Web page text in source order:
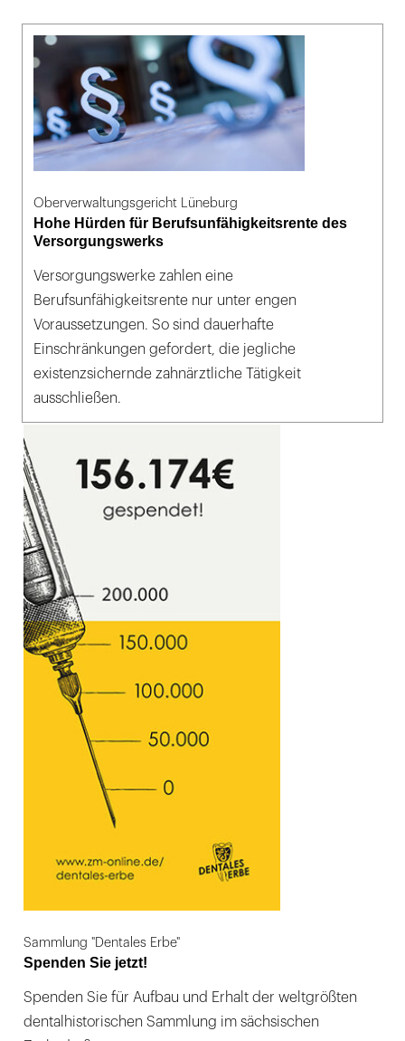
Oberverwaltungsgericht Lüneburg
Hohe Hürden für Berufsunfähigkeitsrente des
Versorgungswerks
Versorgungswerke zahlen eine
Berufsunfähigkeitsrente nur unter engen
Voraussetzungen. So sind dauerhafte
Einschränkungen gefordert, die jegliche
existenzsichernde zahnärztliche Tätigkeit
ausschließen.
Sammlung "Dentales Erbe"
Spenden Sie jetzt!
Spenden Sie für Aufbau und Erhalt der weltgrößten
dentalhistorischen Sammlung im sächsischen